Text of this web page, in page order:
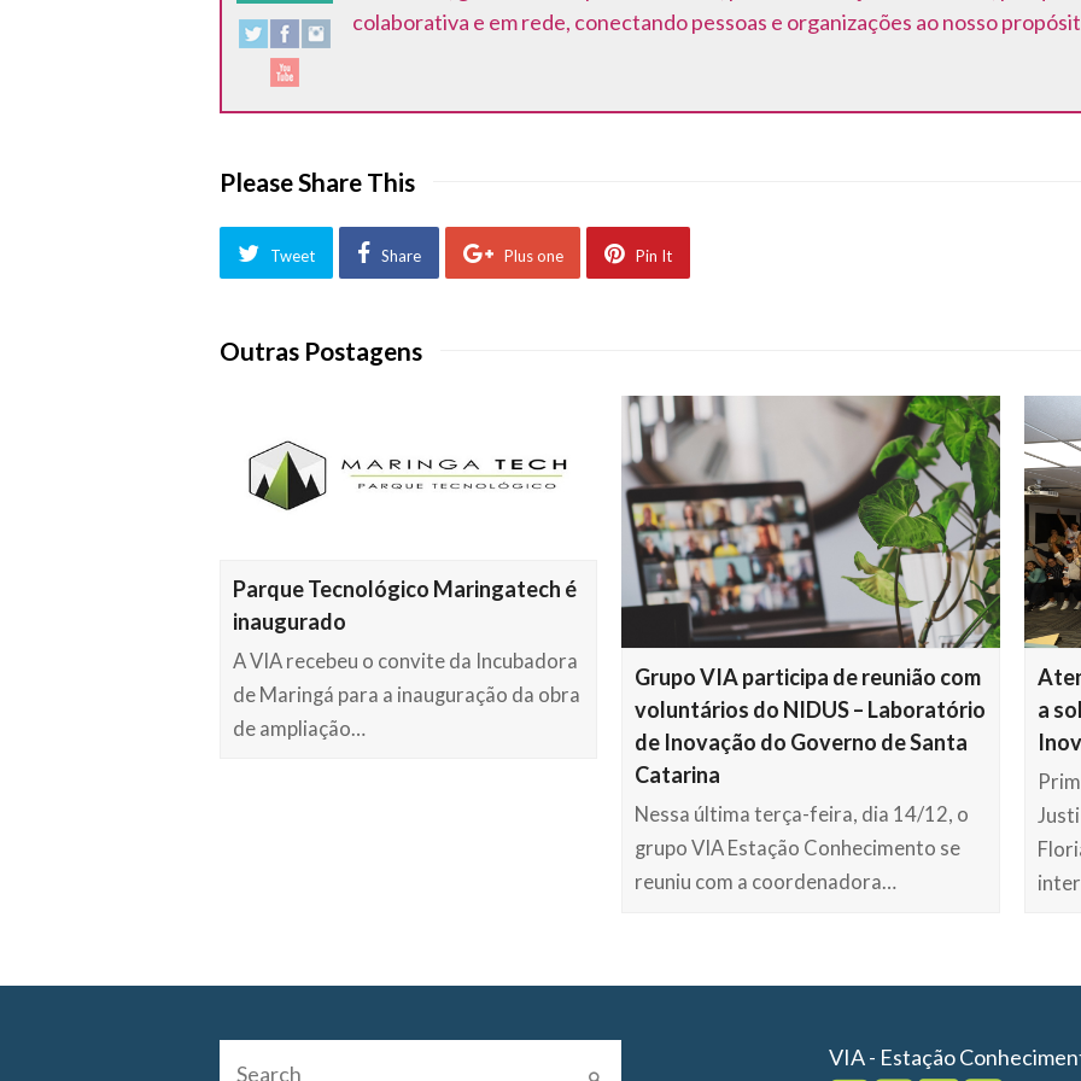
colaborativa e em rede, conectando pessoas e organizações ao nosso
Please Share This
Tweet Share Plus one Pin It
Outras Postagens
Parque Tecnológico Maringatech é
inaugurado
A VIA recebeu o convite da Incubadora
de Maringá para a inauguração da obra
de ampliação…
Grupo VIA participa de reunião com
voluntários do NIDUS – Laboratório
de Inovação do Governo de Santa
Catarina
Nessa última terça-feira, dia 14/12, o
grupo VIA Estação Conhecimento se
reuniu com a coordenadora…
a
VIA - Estação